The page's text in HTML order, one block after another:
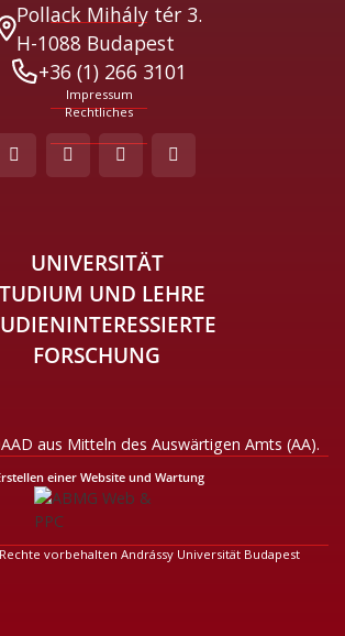
Pollack Mihály tér 3.
H-1088 Budapest
+36 (1) 266 3101
Impressum
Rechtliches
UNIVERSITÄT
UND LEHRE
FORSCHUNG
aus Mitteln des Auswärtigen Amts (AA).
vorbehalten Andrássy Universität Budapest
einer Website und Wartung